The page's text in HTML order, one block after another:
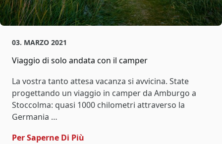
03. MARZO 2021
Viaggio di solo andata con il camper
La vostra tanto attesa vacanza si avvicina. State
progettando un viaggio in camper da Amburgo a
Stoccolma: quasi 1000 chilometri attraverso la
Germania …
Per Saperne Di Più